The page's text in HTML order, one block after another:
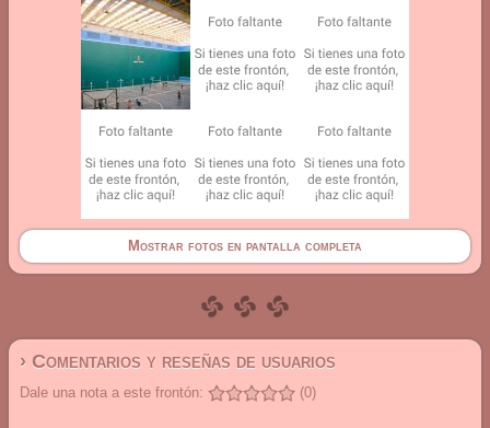
Mostrar fotos en pantalla completa
› Comentarios y reseñas de usuarios
Dale una nota a este frontón: (0)